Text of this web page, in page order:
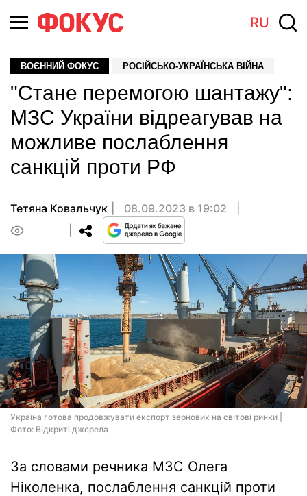
RU
ВОЄННИЙ ФОКУС РОСІЙСЬКО-УКРАЇНСЬКА ВІЙНА
"Стане перемогою шантажу":
МЗС України відреагував на
можливе послаблення
санкцій проти РФ
Тетяна Ковальчук
08.09.2023 в 19:02
Україна готова продовжувати експорт зернових на світові ринки |
Фото: Відкриті джерела
За словами речника МЗС Олега
Ніколенка, послаблення санкцій проти